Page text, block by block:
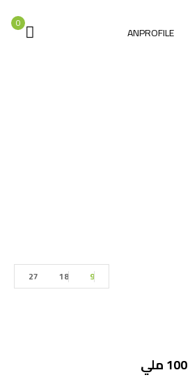
0
9
18
27